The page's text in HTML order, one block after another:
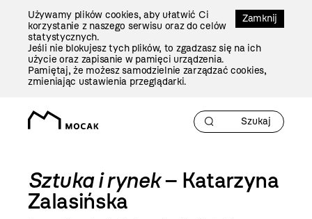
Zamknij
Używamy plików cookies, aby ułatwić Ci
korzystanie z naszego serwisu oraz do celów
statystycznych.
Jeśli nie blokujesz tych plików, to zgadzasz się na ich
użycie oraz zapisanie w pamięci urządzenia.
Pamiętaj, że możesz samodzielnie zarządzać cookies,
zmieniając ustawienia przeglądarki.
Sztuka i rynek– Katarzyna
Zalasińska